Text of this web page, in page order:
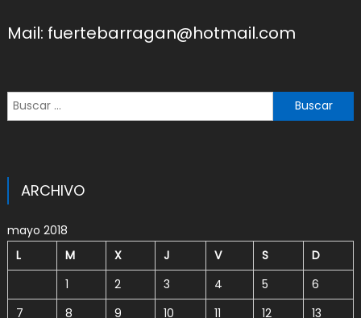
Mail: fuertebarragan@hotmail.com
Buscar:
ARCHIVO
mayo 2018
L
M X J V S
D
1
2 3 4 5
6
7
8 9 10 11 12 13